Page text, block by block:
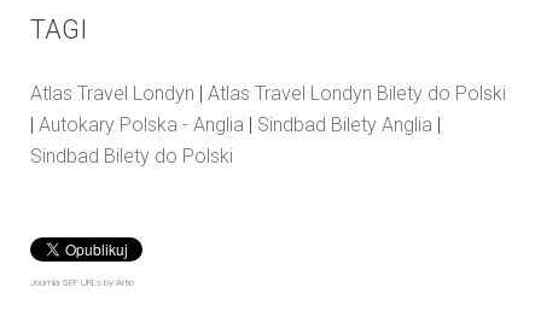
TAGI
Atlas Travel Londyn | Atlas Travel Londyn Bilety do Polski
| Autokary Polska - Anglia | Sindbad Bilety Anglia |
Sindbad Bilety do Polski
Joomla SEF URLs by Artio